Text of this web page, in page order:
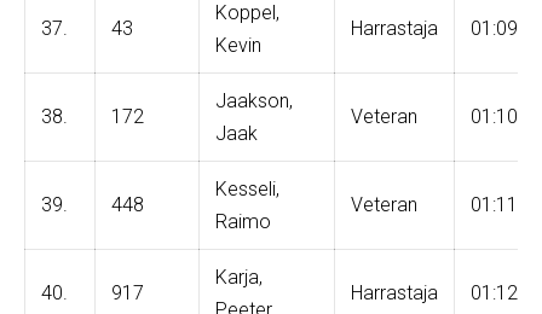
37. 43
Koppel,
Kevin
Harrastaja
38. 172
Jaakson,
Jaak
Veteran
39. 448
Kesseli,
Raimo
Veteran
40. 917
Karja,
Harrastaja